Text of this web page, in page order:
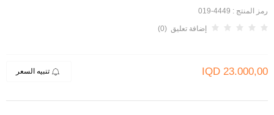
رمز المنتج : 4449-019
إضافة تعليق (0)
23.000,00 تنبيه السعر